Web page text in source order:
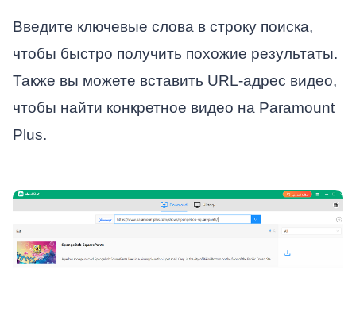
Введите ключевые слова в строку поиска,
чтобы быстро получить похожие результаты.
Также вы можете вставить URL-адрес видео,
чтобы найти конкретное видео на Paramount
Plus.